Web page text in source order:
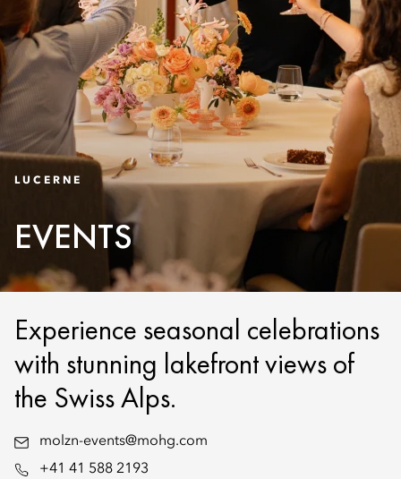
LUCERNE
EVENTS
Experience seasonal celebrations
with stunning lakefront views of
the Swiss Alps.
molzn-events@mohg.com
+41 41 588 2193